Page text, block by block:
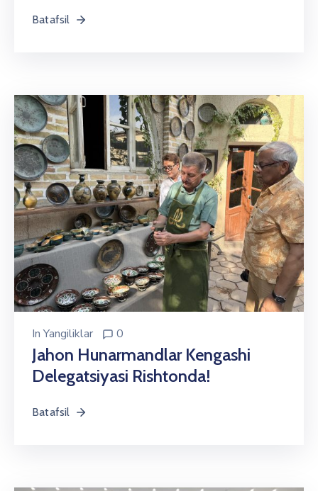
Batafsil
InYangiliklar 0
Jahon Hunarmandlar Kengashi
Delegatsiyasi Rishtonda!
Batafsil